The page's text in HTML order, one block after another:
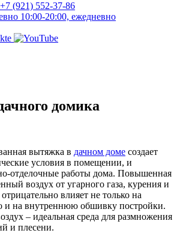
+7 (921) 552-37-86
10:00-20:00, ежедневно
домика
вытяжка в дачном доме создает
условия в помещении, и
отделочные работы дома. Повышенная
воздух от угарного газа, курения и
влияет не только на
и на внутреннюю обшивку постройки.
– идеальная среда для размножения
и плесени.